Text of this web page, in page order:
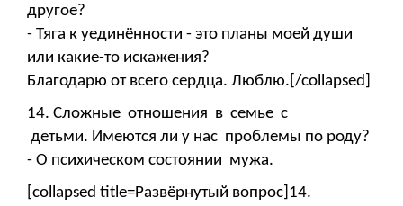
другое?
- Тяга к уединённости - это планы моей души
или какие-то искажения?
Благодарю от всего сердца. Люблю.[/collapsed]
14. Сложные отношения в семье с
детьми. Имеются ли у нас проблемы по роду?
- О психическом состоянии мужа.
[collapsed title=Развёрнутый вопрос]14.